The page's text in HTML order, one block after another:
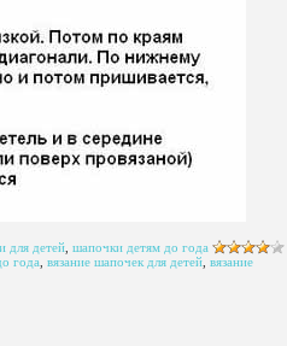
для детей шапочки детям до года
года вязание шапочек для детей вязание